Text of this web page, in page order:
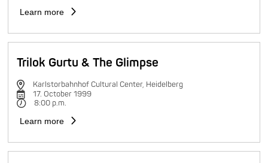
Learn more
Trilok Gurtu & The Glimpse
Karlstorbahnhof Cultural Center, Heidelberg
17. October 1999
8:00 p.m.
Learn more